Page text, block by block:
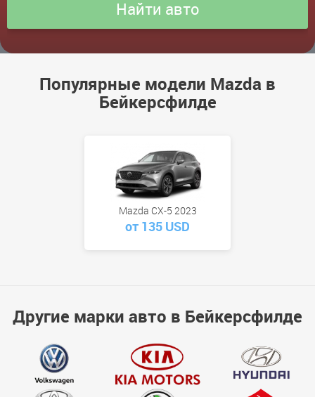
Популярные модели Mazda в
Бейкерсфилде
Mazda CX-5 2023
от 135 USD
Другие марки авто в Бейкерсфилде